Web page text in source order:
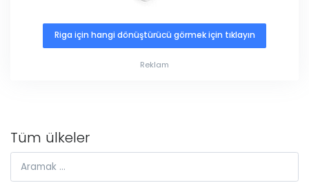
Riga için hangi dönüştürücü görmek için tıklayın
Reklam
Tüm ülkeler